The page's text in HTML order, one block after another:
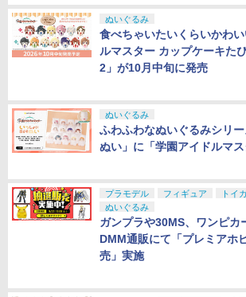
ぬいぐるみ
食べちゃいたいくらいかわ
ルマスター カップケーキた
2」が10月中旬に発売
ぬいぐるみ
ふわふわなぬいぐるみシリ
ぬい」に「学園アイドルマ
プラモデル フィギュア トイ
ぬいぐるみ
ガンプラや30MS、ワンピカ
DMM通販にて「プレミアホ
売」実施